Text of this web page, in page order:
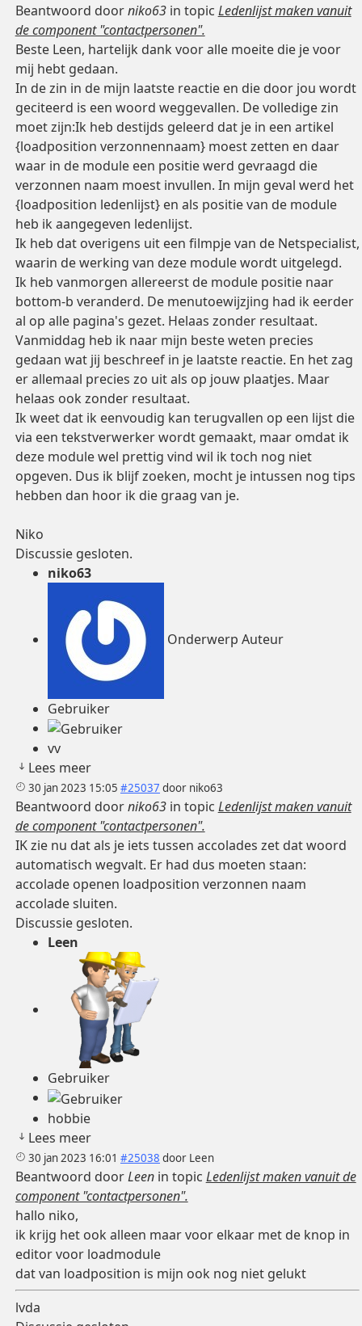
Beantwoord doorniko63in topic Ledenlijst maken vanuit
de component "contactpersonen".
Beste Leen, hartelijk dank voor alle moeite die je voor
mij hebt gedaan.
In de zin in de mijn laatste reactie en die door jou wordt
geciteerd is een woord weggevallen. De volledige zin
moet zijn:Ik heb destijds geleerd dat je in een artikel
{loadposition verzonnennaam} moest zetten en daar
waar in de module een positie werd gevraagd die
verzonnen naam moest invullen. In mijn geval werd het
{loadposition ledenlijst} en als positie van de module
heb ik aangegeven ledenlijst.
Ik heb dat overigens uit een filmpje van de Netspecialist,
waarin de werking van deze module wordt uitgelegd.
Ik heb vanmorgen allereerst de module positie naar
bottom-b veranderd. De menutoewijzjing had ik eerder
al op alle pagina's gezet. Helaas zonder resultaat.
Vanmiddag heb ik naar mijn beste weten precies
gedaan wat jij beschreef in je laatste reactie. En het zag
er allemaal precies zo uit als op jouw plaatjes. Maar
helaas ook zonder resultaat.
Ik weet dat ik eenvoudig kan terugvallen op een lijst die
via een tekstverwerker wordt gemaakt, maar omdat ik
deze module wel prettig vind wil ik toch nog niet
opgeven. Dus ik blijf zoeken, mocht je intussen nog tips
hebben dan hoor ik die graag van je.
Niko
Discussie gesloten.
niko63
Onderwerp Auteur
Gebruiker
vv
Lees meer
30 jan 2023 15:05 #25037 door niko63
Beantwoord doorniko63in topic Ledenlijst maken vanuit
de component "contactpersonen".
IK zie nu dat als je iets tussen accolades zet dat woord
automatisch wegvalt. Er had dus moeten staan:
accolade openen loadposition verzonnen naam
accolade sluiten.
Discussie gesloten.
Leen
Gebruiker
hobbie
Lees meer
30 jan 2023 16:01 #25038 door Leen
Beantwoord doorLeenin topic Ledenlijst maken vanuit de
component "contactpersonen".
hallo niko,
ik krijg het ook alleen maar voor elkaar met de knop in
editor voor loadmodule
dat van loadposition is mijn ook nog niet gelukt
lvda